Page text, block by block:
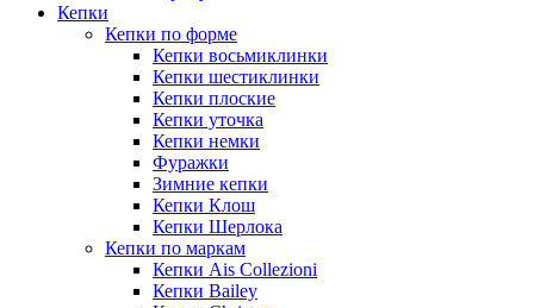
Кепки
Кепки по форме
Кепки восьмиклинки
Кепки шестиклинки
Кепки плоские
Кепки уточка
Кепки немки
Фуражки
Зимние кепки
Кепки Клош
Кепки Шерлока
Кепки по маркам
Кепки Ais Collezioni
Кепки Bailey